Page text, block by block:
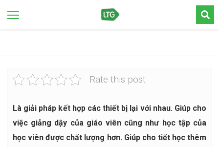
Rate this post
Là giải pháp kết hợp các thiết bị lại với nhau. Giúp cho
việc giảng dậy của giáo viên cũng như học tập của
học viên được chất lượng hơn. Giúp cho tiết học thêm